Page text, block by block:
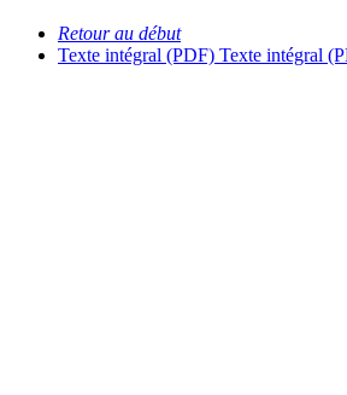
Retour au début
Texte intégral (PDF) Texte intégral